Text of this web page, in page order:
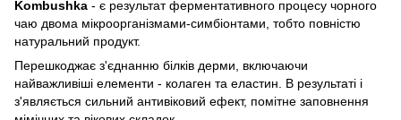
Kombushka - є результат ферментативного процесу чорного
чаю двома мікроорганізмами-симбіонтами, тобто повністю
натуральний продукт.
Перешкоджає з'єднанню білків дерми, включаючи
найважливіші елементи - колаген та еластин. В результаті і
з'являється сильний антивіковий ефект, помітне заповнення